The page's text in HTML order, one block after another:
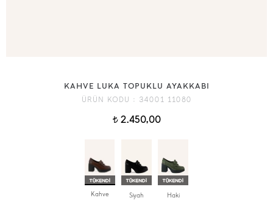
KAHVE LUKA TOPUKLU AYAKKABI
ÜRÜN KODU : 34001 11080
t2.450,00
Kahve Siyah Haki